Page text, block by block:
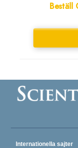
Beställ
Internationella sajter